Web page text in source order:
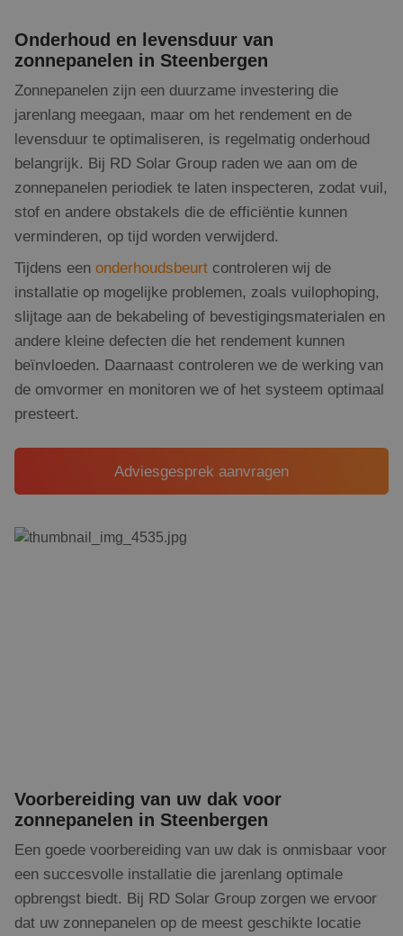
Onderhoud en levensduur van
zonnepanelen in Steenbergen
Zonnepanelen zijn een duurzame investering die
jarenlang meegaan, maar om het rendement en de
levensduur te optimaliseren, is regelmatig onderhoud
belangrijk. Bij RD Solar Group raden we aan om de
zonnepanelen periodiek te laten inspecteren, zodat vuil,
stof en andere obstakels die de efficiëntie kunnen
verminderen, op tijd worden verwijderd.
Tijdens een onderhoudsbeurt controleren wij de
installatie op mogelijke problemen, zoals vuilophoping,
slijtage aan de bekabeling of bevestigingsmaterialen en
andere kleine defecten die het rendement kunnen
beïnvloeden. Daarnaast controleren we de werking van
de omvormer en monitoren we of het systeem optimaal
presteert.
Adviesgesprek aanvragen
Voorbereiding van uw dak voor
zonnepanelen in Steenbergen
Een goede voorbereiding van uw dak is onmisbaar voor
een succesvolle installatie die jarenlang optimale
opbrengst biedt. Bij RD Solar Group zorgen we ervoor
dat uw zonnepanelen op de meest geschikte locatie